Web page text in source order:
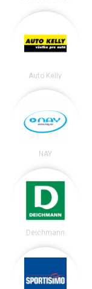
Auto Kelly
NAY
Deichmann